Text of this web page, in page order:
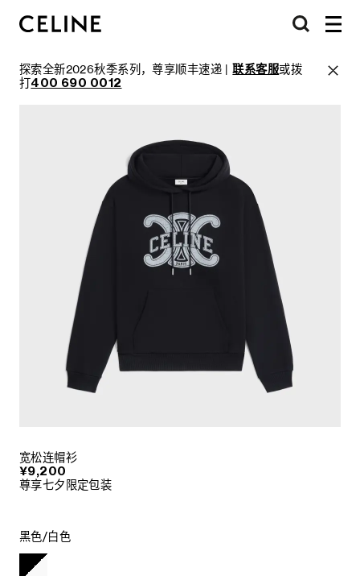
探索全新2026秋季系列，尊享顺丰速递 |联系客服或拨
打400 690 0012
宽松连帽衫
¥9,200
尊享七夕限定包装
黑色/白色